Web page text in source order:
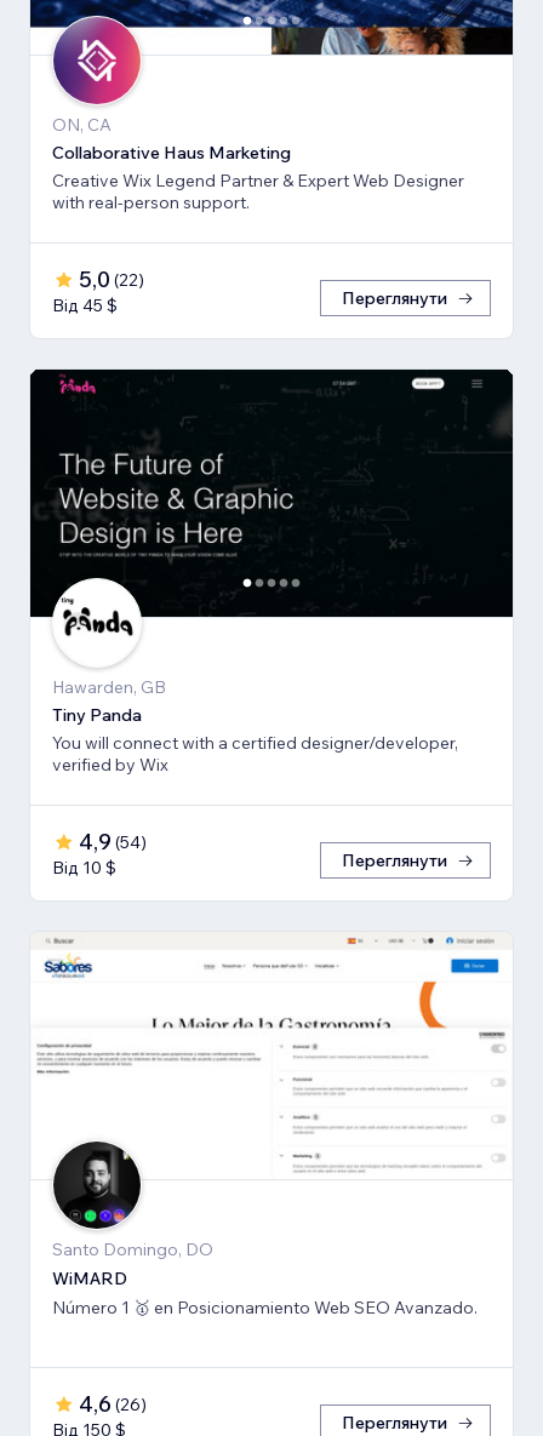
ON, CA
Collaborative Haus Marketing
Creative Wix Legend Partner & Expert Web Designer
with real-person support.
5,0 (22)
Від 45 $
Переглянути
Hawarden, GB
Tiny Panda
You will connect with a certified designer/developer,
verified by Wix
4,9 (54)
Від 10 $
Переглянути
Santo Domingo, DO
WiMARD
Número 1 🥇 en Posicionamiento Web SEO Avanzado.
4,6 (26)
Від 150 $
Переглянути